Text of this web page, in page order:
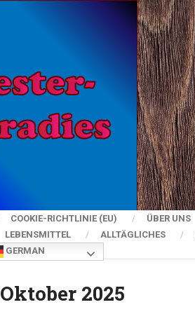
COOKIE-RICHTLINIE (EU) ÜBER UNS
LEBENSMITTEL ALLTÄGLICHES
GERMAN
Oktober 2025